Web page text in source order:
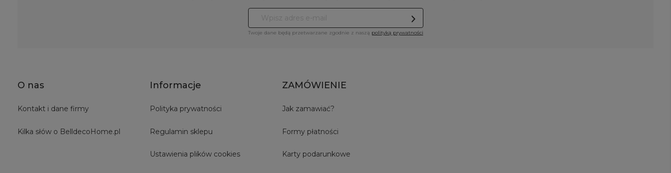
Twoje dane będą przetwarzane zgodnie z naszą polityką prywatności
O nas
Kontakt i dane firmy
Kilka słów o BelldecoHome.pl
Informacje
Polityka prywatności
Regulamin sklepu
Ustawienia plików cookies
ZAMÓWIENIE
Jak zamawiać?
Formy płatności
Karty podarunkowe